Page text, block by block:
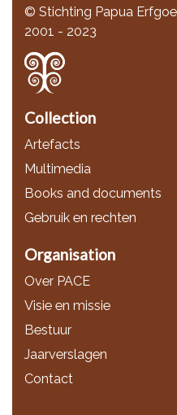
© Stichting Papua
2001 - 2023
Collection
Artefacts
Multimedia
Books and documents
Gebruik en rechten
Organisation
Over PACE
Visie en missie
Bestuur
Jaarverslagen
Contact